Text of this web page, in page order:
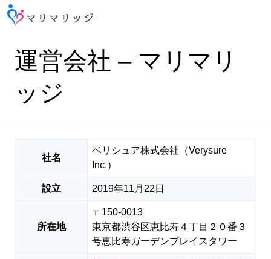
運営会社 – マリマリ
ッジ
社名
ベリシュア株式会社（Verysure
Inc.）
設立 2019年11月22日
所在地
〒150-0013
東京都渋谷区恵比寿４丁目２０番３
号恵比寿ガーデンプレイスタワー